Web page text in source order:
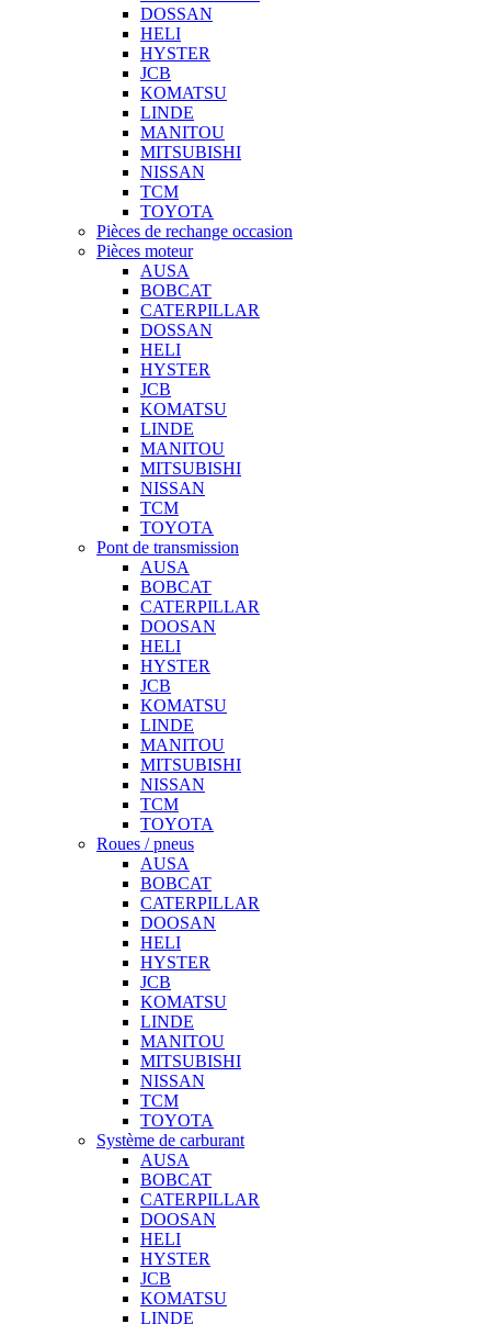
DOSSAN
HELI
HYSTER
JCB
KOMATSU
LINDE
MANITOU
MITSUBISHI
NISSAN
TCM
TOYOTA
Pièces de rechange occasion
Pièces moteur
AUSA
BOBCAT
CATERPILLAR
DOSSAN
HELI
HYSTER
JCB
KOMATSU
LINDE
MANITOU
MITSUBISHI
NISSAN
TCM
TOYOTA
Pont de transmission
AUSA
BOBCAT
CATERPILLAR
DOOSAN
HELI
HYSTER
JCB
KOMATSU
LINDE
MANITOU
MITSUBISHI
NISSAN
TCM
TOYOTA
Roues / pneus
AUSA
BOBCAT
CATERPILLAR
DOOSAN
HELI
HYSTER
JCB
KOMATSU
LINDE
MANITOU
MITSUBISHI
NISSAN
TCM
TOYOTA
Système de carburant
AUSA
BOBCAT
CATERPILLAR
DOOSAN
HELI
HYSTER
JCB
KOMATSU
LINDE